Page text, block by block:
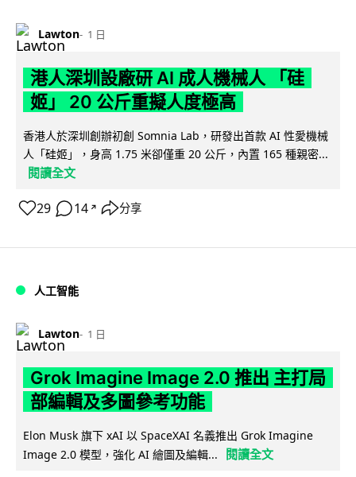
Lawton 1 日
港人深圳設廠研 AI 成人機械人 「硅
姬」 20 公斤重擬人度極高
香港人於深圳創辦初創 Somnia Lab，研發出首款 AI 性愛機械
人「硅姬」，身高 1.75 米卻僅重 20 公斤，內置 165 種親密...
閱讀全文
29 14 ↗ 分享
人工智能
Lawton 1 日
Grok Imagine Image 2.0 推出 主打局
部編輯及多圖參考功能
Elon Musk 旗下 xAI 以 SpaceXAI 名義推出 Grok Imagine
Image 2.0 模型，強化 AI 繪圖及編輯...
閱讀全文